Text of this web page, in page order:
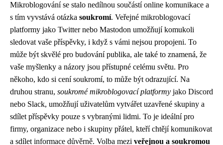
Mikroblogování se stalo nedílnou součástí online komunikace a
s tím vyvstává otázka soukromí. Veřejné mikroblogovací
platformy jako Twitter nebo Mastodon umožňují komukoli
sledovat vaše příspěvky, i když s vámi nejsou propojeni. To
může být skvělé pro budování publika, ale také to znamená, že
vaše myšlenky a názory jsou přístupné celému světu. Pro
někoho, kdo si cení soukromí, to může být odrazující. Na
druhou stranu, soukromé mikroblogovací platformy jako Discord
nebo Slack, umožňují uživatelům vytvářet uzavřené skupiny a
sdílet příspěvky pouze s vybranými lidmi. To je ideální pro
firmy, organizace nebo i skupiny přátel, kteří chtějí komunikovat
a sdílet informace důvěrně. Volba mezi veřejnou a soukromou